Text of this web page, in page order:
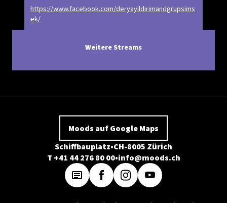
https://www.facebook.com/deryayildirimandgrupsims
ek/
Weitere Streams
Moods auf Google Maps
Schiffbauplatz CH-8005 Zürich
T +41 44 276 80 00 info@moods.ch